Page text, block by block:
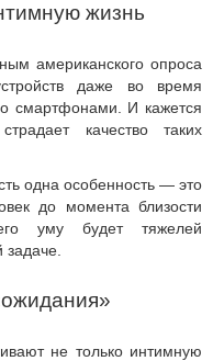
жизнь
американского опроса
даже во время
смартфонами. И кажется
качество таких
одна особенность — это
до момента близости
уму будет тяжелей
не только интимную